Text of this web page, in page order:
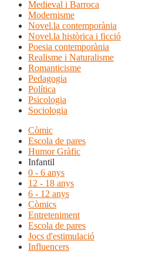
Medieval i Barroca
Modernisme
Novel.la contemporània
Novel.la històrica i ficció
Poesia contemporània
Realisme i Naturalisme
Romanticisme
Pedagogia
Política
Psicologia
Sociologia
Còmic
Escola de pares
Humor Gràfic
Infantil
0 - 6 anys
12 - 18 anys
6 - 12 anys
Còmics
Entreteniment
Escola de pares
Jocs d'estimulació
Influencers